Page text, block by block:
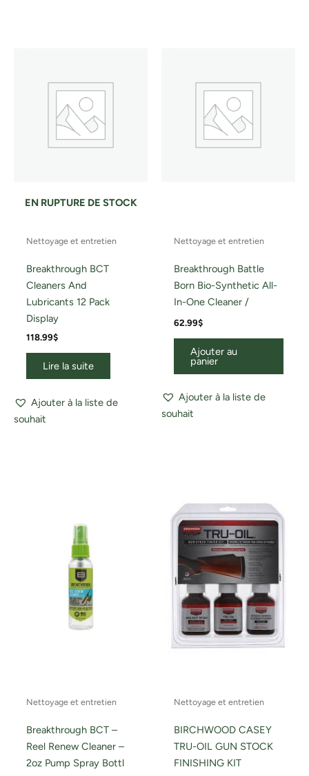
EN RUPTURE DE STOCK
Nettoyage et entretien
Breakthrough BCT
Cleaners And
Lubricants 12 Pack
Display
118.99$
Lire la suite
Ajouter à la liste de
souhait
Nettoyage et entretien
Breakthrough Battle
Born Bio-Synthetic All-
In-One Cleaner /
62.99$
Ajouter au
panier
Ajouter à la liste de
souhait
Nettoyage et entretien
Breakthrough BCT –
Reel Renew Cleaner –
2oz Pump Spray Bottl
Nettoyage et entretien
BIRCHWOOD CASEY
TRU-OIL GUN STOCK
FINISHING KIT